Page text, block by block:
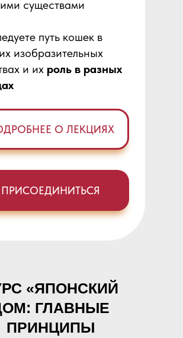
существами
путь кошек в
изобразительных
и их роль в разных
О ЛЕКЦИЯХ
ПРИСОЕДИНИТЬСЯ
«ЯПОНСКИЙ
ГЛАВНЫЕ
ПРИНЦИПЫ